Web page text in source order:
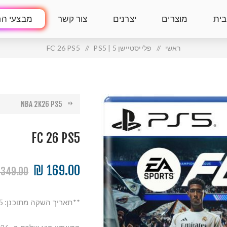
מוצרים יצרנים צור קשר מבצעי
ראשי / פלייסטיישן 5 | PS5 /
FC 26 PS5
NBA 2K26 PS5
FC 26 PS5
169.00 ₪
349.00 ₪
**תאריך השקה מתוכנן: 26.9.2025**